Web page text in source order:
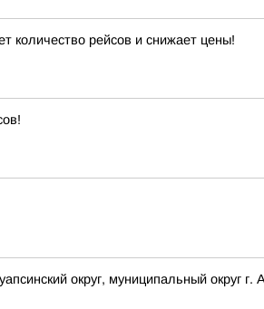
количество рейсов и снижает цены!
округ, муниципальный округ г.